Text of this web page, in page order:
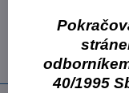
2997,90
2477,60 Kč
40/1995